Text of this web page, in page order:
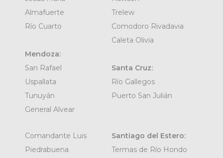
Almafuerte
Río Cuarto
Mendoza:
San Rafael
Uspallata
Tunuyán
General Alvear
Trelew
Comodoro Rivadavia
Caleta Olivia
Santa Cruz:
Río Gallegos
Puerto San Julián
Comandante Luis
Piedrabuena
Santiago del Estero:
Termas de Río Hondo